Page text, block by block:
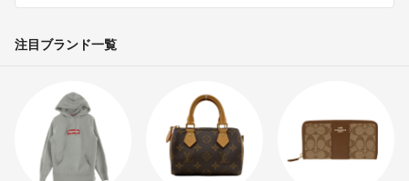
注目ブランド一覧